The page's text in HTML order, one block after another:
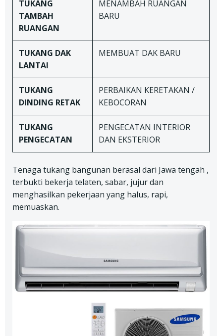
TUKANG
TAMBAH
RUANGAN
MENAMBAH RUANGAN
BARU
TUKANG DAK
LANTAI
MEMBUAT DAK BARU
TUKANG
DINDING RETAK
PERBAIKAN KERETAKAN /
KEBOCORAN
TUKANG
PENGECATAN
PENGECATAN INTERIOR
DAN EKSTERIOR
Tenaga tukang bangunan berasal dari Jawa tengah ,
terbukti bekerja telaten, sabar, jujur dan
menghasilkan pekerjaan yang halus, rapi,
memuaskan.